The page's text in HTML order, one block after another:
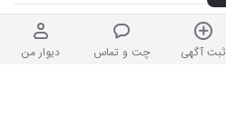
ثبت آگهی چت و تماس دیوار من